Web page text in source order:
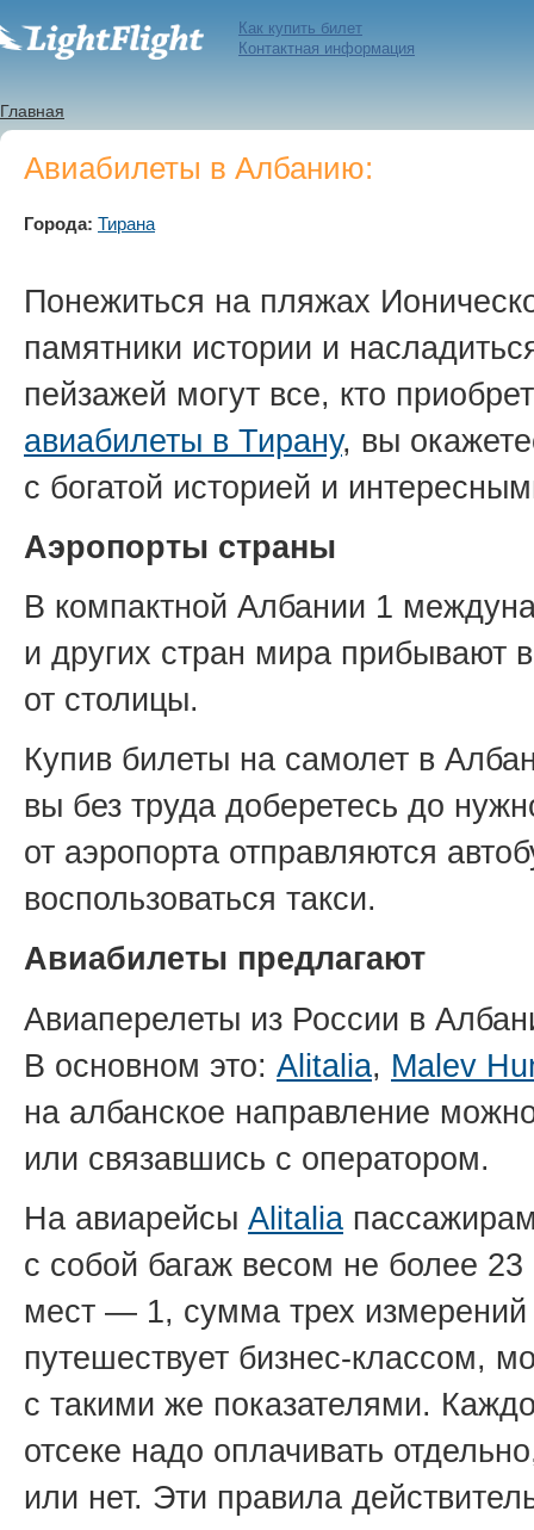
Как купить билет
Контактная информация
Главная
Авиабилеты в Албанию:
Города: Тирана
Понежиться на пляжах
памятники истории и
пейзажей могут все, кто
авиабилеты в Тирану, вы
с богатой историей и
Аэропорты страны
В компактной Албании 1
и других стран мира прибывают
от столицы.
Купив билеты на самолет в
вы без труда доберетесь до
от аэропорта отправляются
воспользоваться такси.
Авиабилеты предлагают
Авиаперелеты из России в
В основном это: Alitalia, Malev
на албанское направление
или связавшись с оператором.
На авиарейсы Alitalia
с собой багаж весом не более
мест — 1, сумма трех
путешествует бизнес-классом,
с такими же показателями.
отсеке надо оплачивать
или нет. Эти правила